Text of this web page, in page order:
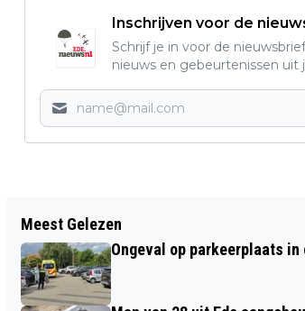
Inschrijven voor de
Schrijf je in voor de
nieuws en gebeurtenissen uit
JEUGD VV BENNEKOM JO16-1
HISTORIE MET PROMOTIE
DIVISIE
Meest Gelezen
Ongeval op parkeerplaats in